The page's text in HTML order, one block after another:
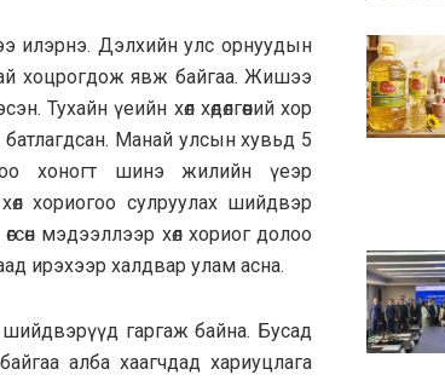
илэрнэ. Дэлхийн улс орнуудын
хоцрогдож явж байгаа. Жишээ
үеийн хөл хөдөлгөөний хор
Манай улсын хувьд 5
хоногт шинэ жилийн үеэр
хориогоо сулруулах шийдвэр
мэдээллээр хөл хориог долоо
ирэхээр халдвар улам асна.
шийдвэрүүд гаргаж байна. Бусад
алба хаагчдад хариуцлага